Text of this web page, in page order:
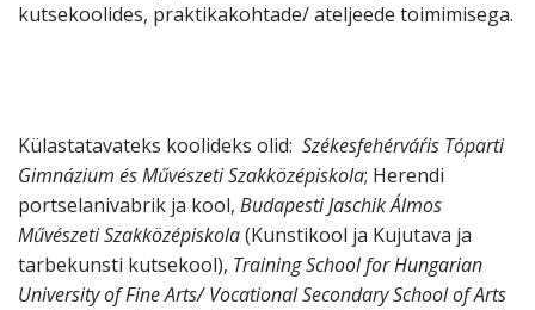
kutsekoolides, praktikakohtade/ ateljeede toimimisega.
Külastatavateks koolideks olid: Székesfehérvár´is Tóparti
Gimnázium és Művészeti Szakközépiskola; Herendi
portselanivabrik ja kool, Budapesti Jaschik Álmos
Művészeti Szakközépiskola(Kunstikool ja Kujutava ja
tarbekunsti kutsekool), Training School for Hungarian
University of Fine Arts/ Vocational Secondary School of Arts